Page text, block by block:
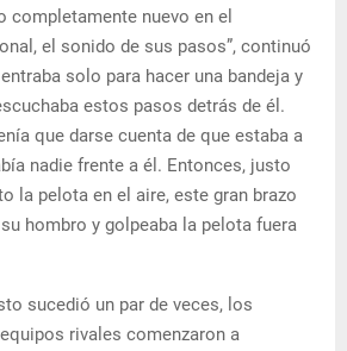
completamente nuevo en el
el sonido de sus pasos”, continuó
solo para hacer una bandeja y
estos pasos detrás de él.
que darse cuenta de que estaba a
nadie frente a él. Entonces, justo
la pelota en el aire, este gran brazo
hombro y golpeaba la pelota fuera
sucedió un par de veces, los
rivales comenzaron a